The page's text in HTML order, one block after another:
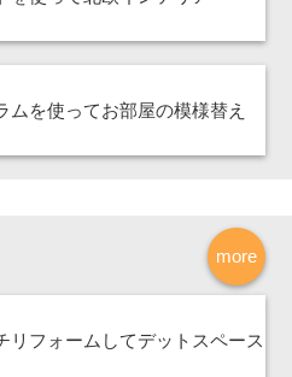
ムを使ってお部屋の模様替え
more
リフォームしてデットスペース